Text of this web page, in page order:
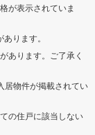
が表示されていま
ります。
あります。ご了承く
居物件が掲載されてい
の住戸に該当しない